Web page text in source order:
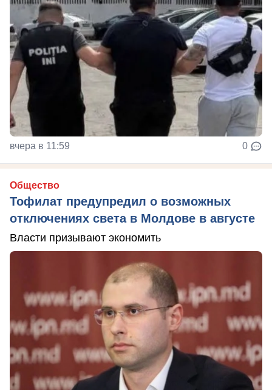
вчера в 11:59 0
Общество
Тофилат предупредил о возможных
отключениях света в Молдове в августе
Власти призывают экономить